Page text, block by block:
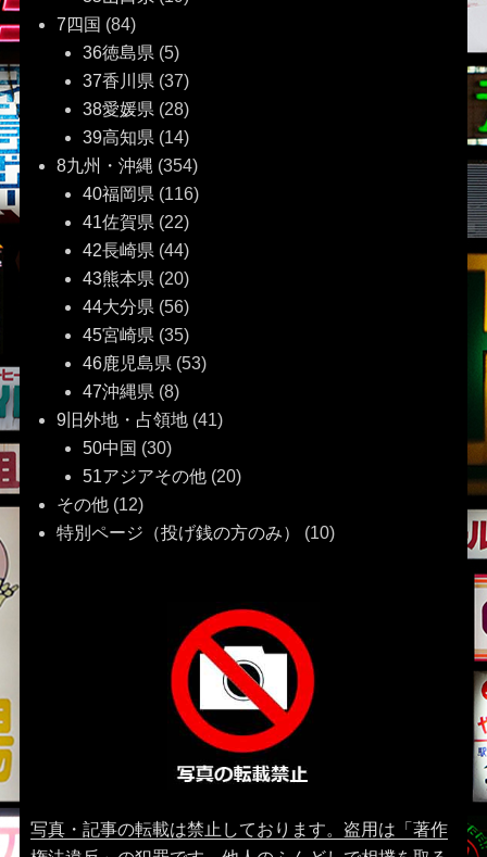
7四国 (84)
36徳島県 (5)
37香川県 (37)
38愛媛県 (28)
39高知県 (14)
8九州・沖縄 (354)
40福岡県 (116)
41佐賀県 (22)
42長崎県 (44)
43熊本県 (20)
44大分県 (56)
45宮崎県 (35)
46鹿児島県 (53)
47沖縄県 (8)
9旧外地・占領地(41)
50中国 (30)
51アジアその他(20)
その他(12)
特別ページ（投げ銭の方のみ）
(10)
写真・記事の転載は禁止しております。盗用は「著作